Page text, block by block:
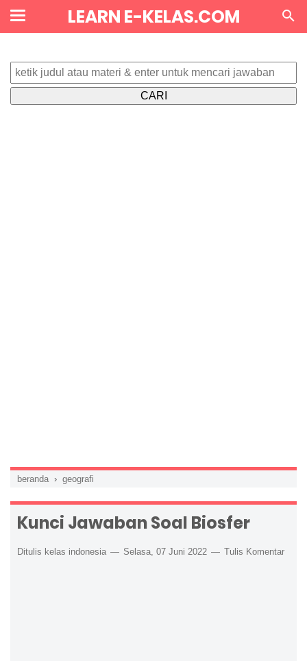
LEARN E-KELAS.COM
beranda › geografi
Kunci Jawaban Soal Biosfer
Ditulis kelas indonesia Selasa, 07 Juni 2022 Tulis Komentar